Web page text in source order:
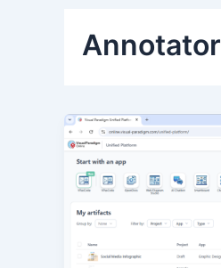
Annotator